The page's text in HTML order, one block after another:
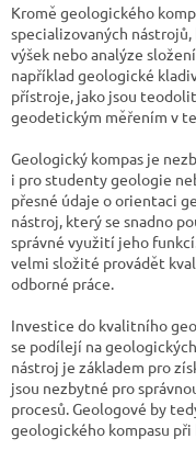
Kromě geologického
specializovaných
výšek nebo analýze
například geologické
přístroje, jako jsou
geodetickým měřením v
Geologický kompas je
i pro studenty geologie
přesné údaje o orientaci
nástroj, který se snadno
správné využití jeho
velmi složité provádět
odborné práce.
Investice do kvalitního
se podílejí na
nástroj je základem pro
jsou nezbytné pro
procesů. Geologové by
geologického kompasu